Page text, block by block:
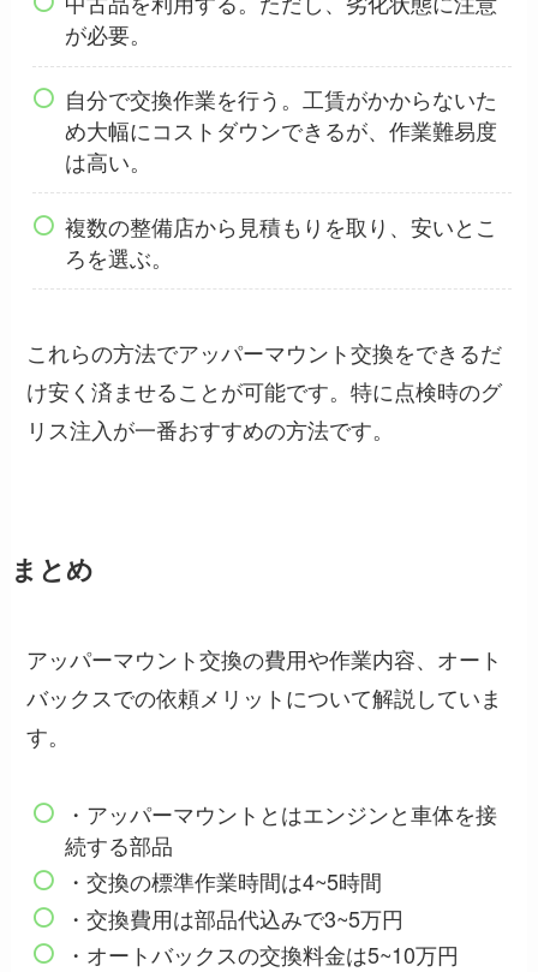
が必要。
自分で交換作業を行う。工賃がかからないた
め大幅にコストダウンできるが、作業難易度
は高い。
複数の整備店から見積もりを取り、安いとこ
ろを選ぶ。
これらの方法でアッパーマウント交換をできるだ
け安く済ませることが可能です。特に点検時のグ
リス注入が一番おすすめの方法です。
まとめ
アッパーマウント交換の費用や作業内容、オート
バックスでの依頼メリットについて解説していま
す。
・アッパーマウントとはエンジンと車体を接
続する部品
・交換の標準作業時間は4~5時間
・交換費用は部品代込みで3~5万円
・オートバックスの交換料金は5~10万円